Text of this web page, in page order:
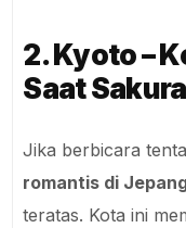
2. Kyoto –
Saat Sakura
Jika berbicara
romantis di
teratas. Kota ini